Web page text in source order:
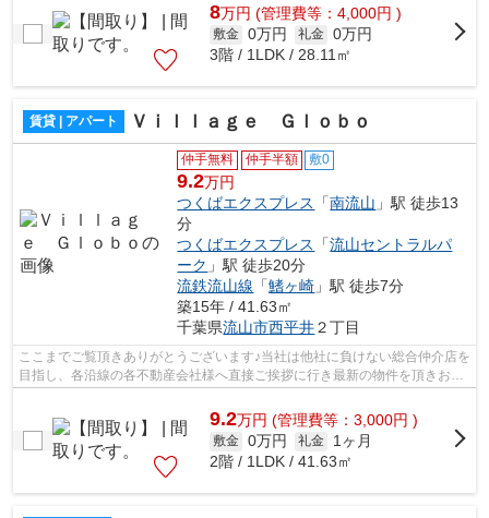
8万円 (管理費等：4,000円 )
敷金 0万円 礼金 0万円
3階 / 1LDK / 28.11㎡
賃貸 | アパート Ｖｉｌｌａｇｅ Ｇｌｏｂｏ
仲手無料 仲手半額 敷0
9.2万円
つくばエクスプレス
「南流山 」駅 徒歩13
分
つくばエクスプレス
「流山セントラルパ
ーク 」駅 徒歩20分
流鉄流山線 「鰭ヶ崎 」駅 徒歩7分
築15年 / 41.63㎡
千葉県流山市西平井２丁目
ここまでご覧頂きありがとうございます♪当社は他社に負けない総合仲介店を
目指し、各沿線の各不動産会社様へ直接ご挨拶に行き最新の物件を頂きお客
様へ提供しております！最新の情報は...
9.2万円 (管理費等：3,000円 )
敷金 0万円 礼金
1ヶ月
2階 / 1LDK / 41.63㎡